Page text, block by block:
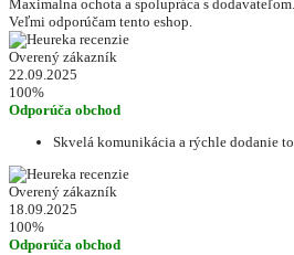
Maximalna ochota a spolupráca s
Veľmi odporúčam tento eshop.
Overený zákazník
22.09.2025
100%
Odporúča obchod
Skvelá komunikácia a rýchle dodanie
Overený zákazník
18.09.2025
100%
Odporúča obchod